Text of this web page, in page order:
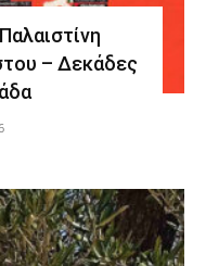
– Δεκάδες